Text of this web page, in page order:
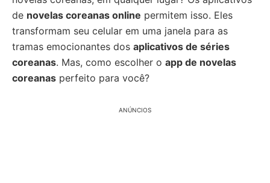
de novelas coreanas online permitem isso. Eles
transformam seu celular em uma janela para as
tramas emocionantes dos aplicativos de séries
coreanas. Mas, como escolher o app de novelas
coreanas perfeito para você?
ANÚNCIOS